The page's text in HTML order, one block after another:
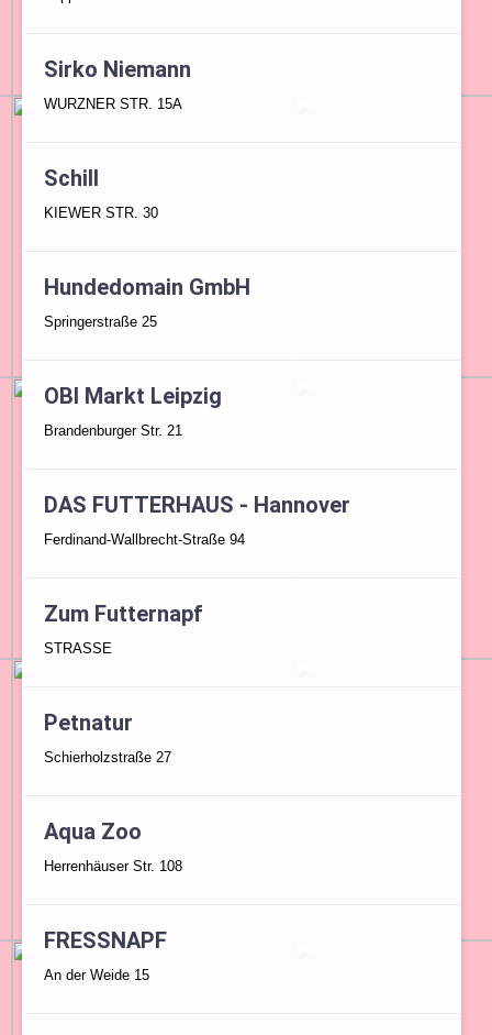
Sirko Niemann
WURZNER STR. 15A
Schill
KIEWER STR. 30
Hundedomain GmbH
Springerstraße 25
OBI Markt Leipzig
Brandenburger Str. 21
DAS FUTTERHAUS - Hannover
Ferdinand-Wallbrecht-Straße 94
Zum Futternapf
STRASSE
Petnatur
Schierholzstraße 27
Aqua Zoo
Herrenhäuser Str. 108
FRESSNAPF
An der Weide 15